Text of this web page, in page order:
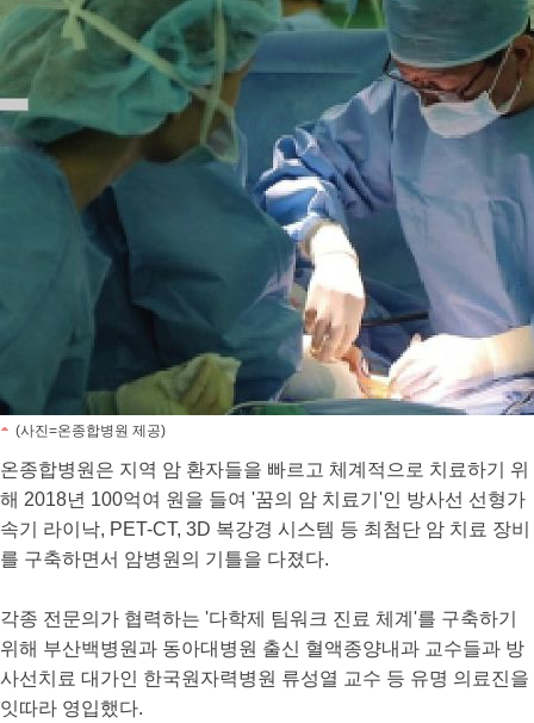
(사진=온종합병원 제공)
온종합병원은 지역 암 환자들을 빠르고 체계적으로 치료하기 위
해 2018년 100억여 원을 들여 '꿈의 암 치료기'인 방사선 선형가
속기 라이낙, PET-CT, 3D 복강경 시스템 등 최첨단 암 치료 장비
를 구축하면서 암병원의 기틀을 다졌다.
각종 전문의가 협력하는 '다학제 팀워크 진료 체계'를 구축하기
위해 부산백병원과 동아대병원 출신 혈액종양내과 교수들과 방
사선치료 대가인 한국원자력병원 류성열 교수 등 유명 의료진을
잇따라 영입했다.